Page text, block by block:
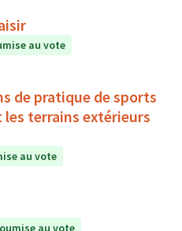
au vote
de pratique de sports
terrains extérieurs
au vote
au vote